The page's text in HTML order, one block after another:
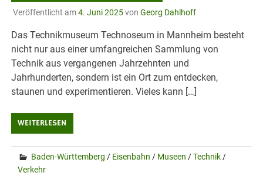
Veröffentlicht am4. Juni 2025von Georg Dahlhoff
Das Technikmuseum Technoseum in Mannheim besteht
nicht nur aus einer umfangreichen Sammlung von
Technik aus vergangenen Jahrzehnten und
Jahrhunderten, sondern ist ein Ort zum entdecken,
staunen und experimentieren. Vieles kann […]
WEITERLESEN
Baden-Württemberg / Eisenbahn / Museen /Technik /
Verkehr